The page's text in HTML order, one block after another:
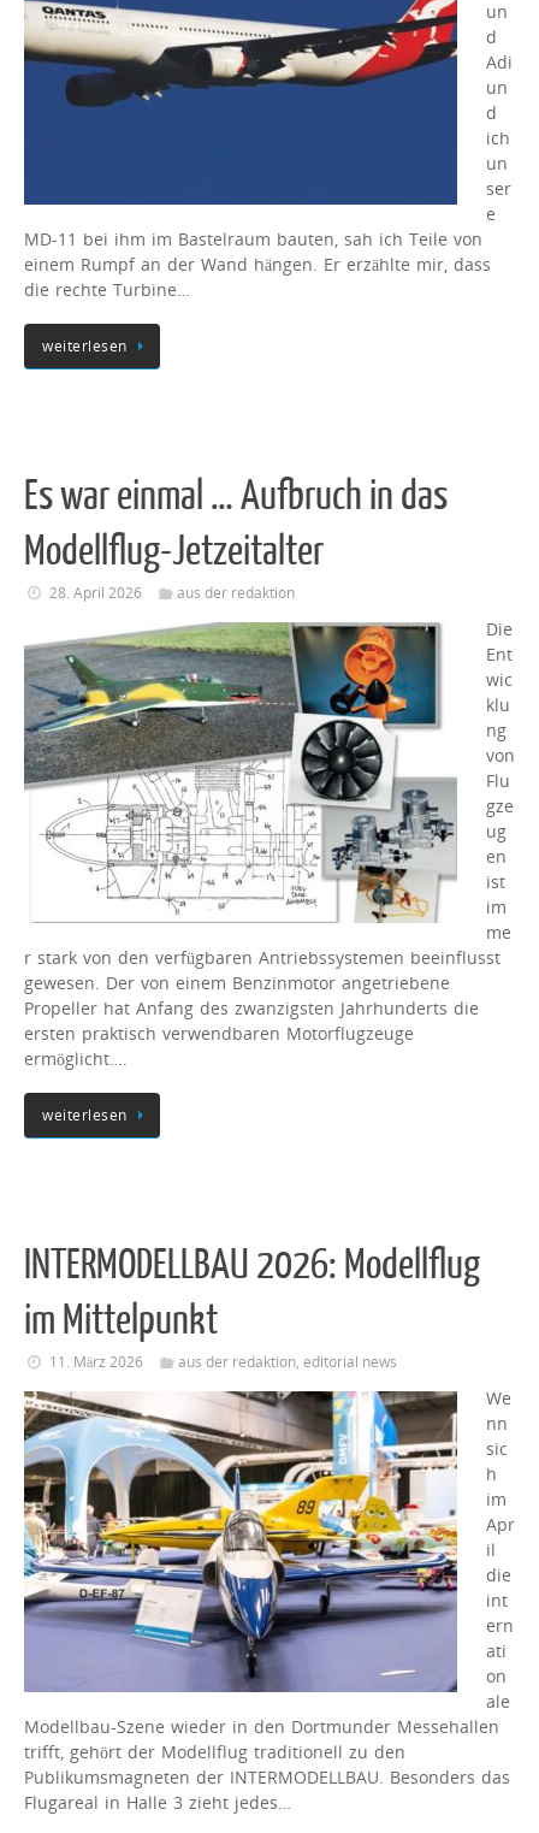
un
d
Adi
un
d
ich
un
ser
e
MD-11 bei ihm im Bastelraum bauten, sah ich Teile von
einem Rumpf an der Wand hängen. Er erzählte mir, dass
die rechte Turbine…
weiterlesen
Es war einmal … Aufbruch in das
Modellflug-Jetzeitalter
28. April 2026 aus der redaktion
Die
Ent
wic
klu
ng
von
Flu
gze
ug
en
ist
im
me
r stark von den verfügbaren Antriebssystemen beeinflusst
gewesen. Der von einem Benzinmotor angetriebene
Propeller hat Anfang des zwanzigsten Jahrhunderts die
ersten praktisch verwendbaren Motorflugzeuge
ermöglicht….
weiterlesen
INTERMODELLBAU 2026: Modellflug
im Mittelpunkt
11. März 2026 aus der redaktion,editorial news
We
nn
sic
h
im
Apr
il
die
int
ern
ati
on
ale
Modellbau-Szene wieder in den Dortmunder Messehallen
trifft, gehört der Modellflug traditionell zu den
Publikumsmagneten der INTERMODELLBAU. Besonders das
Flugareal in Halle 3 zieht jedes…